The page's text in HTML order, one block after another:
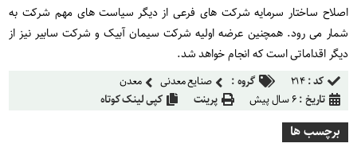
اصلاح ساختار سرمایه شرکت های فرعی از دیگر سیاست های مهم شرکت به
شمار می رود. همچنین عرضه اولیه شرکت سیمان آبیک و شرکت سابیر نیز از
دیگر اقداماتی است که انجام خواهد شد.
کد :۲۱۴ گروه : صنایع معدنی
معدن
تاریخ :۶ سال پیش پرینت کپی لینک کوتاه
برچسب ها